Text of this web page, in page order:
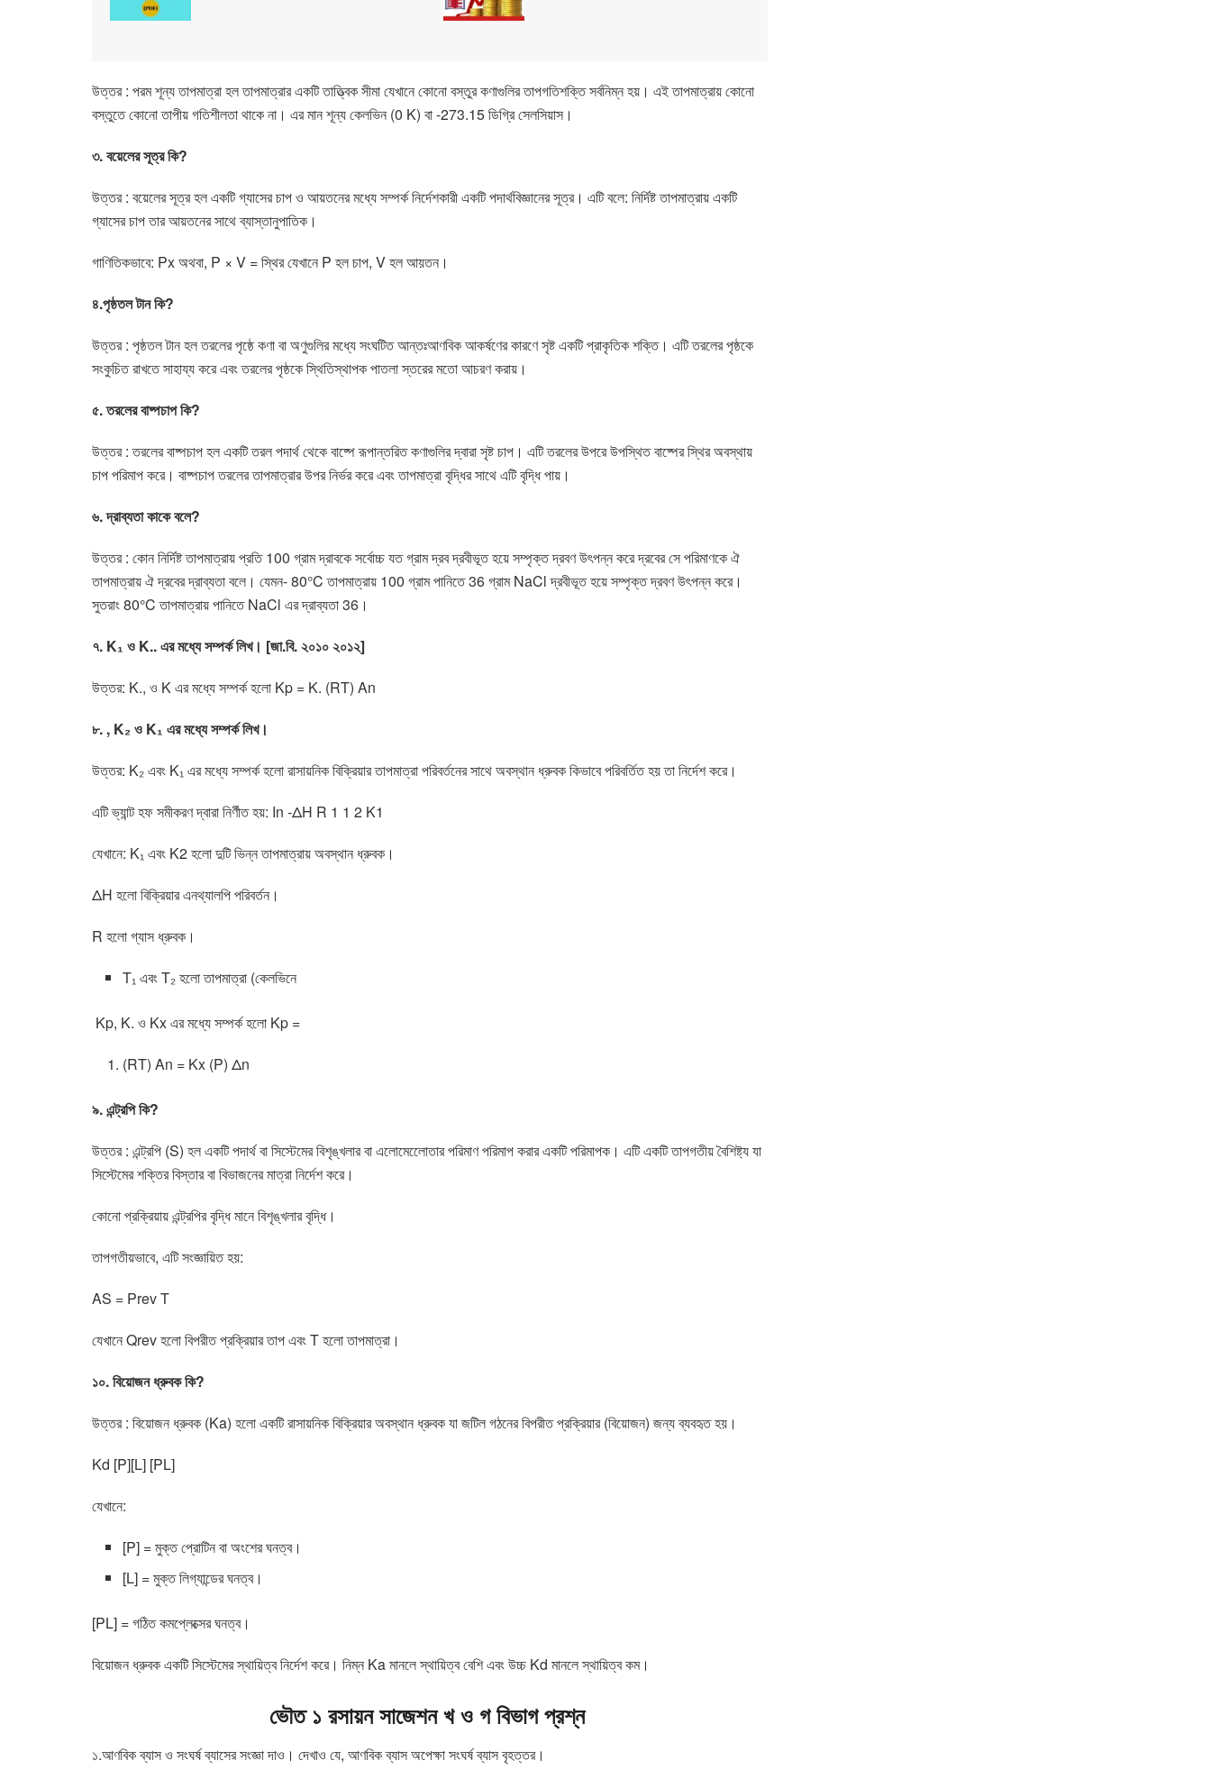
উত্তর : পরম শূন্য তাপমাত্রা হল তাপমাত্রার একটি তাত্ত্বিক সীমা যেখানে কোনো বস্তুর কণাগুলির তাপগতিশক্তি সর্বনিম্ন হয়। এই তাপমাত্রায় কোনো
বস্তুতে কোনো তাপীয় গতিশীলতা থাকে না। এর মান শূন্য কেলভিন (0 K) বা -273.15 ডিগ্রি সেলসিয়াস।
৩. বয়েলের সূত্র কি?
উত্তর : বয়েলের সূত্র হল একটি গ্যাসের চাপ ও আয়তনের মধ্যে সম্পর্ক নির্দেশকারী একটি পদার্থবিজ্ঞানের সূত্র। এটি বলে: নির্দিষ্ট তাপমাত্রায় একটি
গ্যাসের চাপ তার আয়তনের সাথে ব্যাস্তানুপাতিক।
গাণিতিকভাবে: Px অথবা, P × V = স্থির যেখানে P হল চাপ, V হল আয়তন।
৪.পৃষ্ঠতল টান কি?
উত্তর : পৃষ্ঠতল টান হল তরলের পৃষ্ঠে কণা বা অণুগুলির মধ্যে সংঘটিত আন্তঃআণবিক আকর্ষণের কারণে সৃষ্ট একটি প্রাকৃতিক শক্তি। এটি তরলের পৃষ্ঠকে
সংকুচিত রাখতে সাহায্য করে এবং তরলের পৃষ্ঠকে স্থিতিস্থাপক পাতলা স্তরের মতো আচরণ করায়।
৫. তরলের বাষ্পচাপ কি?
উত্তর : তরলের বাষ্পচাপ হল একটি তরল পদার্থ থেকে বাষ্পে রূপান্তরিত কণাগুলির দ্বারা সৃষ্ট চাপ। এটি তরলের উপরে উপস্থিত বাষ্পের স্থির অবস্থায়
চাপ পরিমাপ করে। বাষ্পচাপ তরলের তাপমাত্রার উপর নির্ভর করে এবং তাপমাত্রা বৃদ্ধির সাথে এটি বৃদ্ধি পায়।
৬. দ্রাব্যতা কাকে বলে?
উত্তর : কোন নির্দিষ্ট তাপমাত্রায় প্রতি 100 গ্রামদ্রাবকে সর্বোচ্চ যত গ্রাম দ্রব দ্রবীভূত হয়ে সম্পৃক্ত দ্রবণ উৎপন্ন করে দ্রবের সে পরিমাণকে ঐ
তাপমাত্রায় ঐ দ্রবের দ্রাব্যতা বলে। যেমন- 80°C তাপমাত্রায় 100 গ্রাম পানিতে 36 গ্রাম NaCl দ্রবীভূত হয়ে সম্পৃক্ত দ্রবণ উৎপন্ন করে।
সুতরাং 80°C তাপমাত্রায় পানিতে NaCl এর দ্রাব্যতা 36।
৭. K₁ ও K.. এর মধ্যে সম্পর্ক লিখ। [জা.বি. ২০১০ ২০১২]
উত্তর: K., ও K এর মধ্যে সম্পর্ক হলো Kp = K. (RT) An
৮. , K₂ ও K₁ এর মধ্যে সম্পর্ক লিখ।
উত্তর: K₂ এবং K₁ এর মধ্যে সম্পর্ক হলো রাসায়নিক বিক্রিয়ার তাপমাত্রা পরিবর্তনের সাথে অবস্থান ধ্রুবক কিভাবে পরিবর্তিত হয় তা নির্দেশ করে।
এটি ভ্যান্ট হফ সমীকরণ দ্বারা নির্ণীত হয়: In -ΔΗ R 1 1 2 K1
যেখানে: K₁ এবং K2 হলো দুটি ভিন্ন তাপমাত্রায় অবস্থান ধ্রুবক।
ΔΗ হলো বিক্রিয়ার এনথ্যালপি পরিবর্তন।
R হলো গ্যাস ধ্রুবক।
T₁ এবং T₂ হলো তাপমাত্রা (কেলভিনে
Kp, K. ও Kx এর মধ্যে সম্পর্ক হলো Kp =
(RT) An = Kx (P) Δn
৯. এন্ট্রপি কি?
উত্তর : এন্ট্রপি (S) হল একটি পদার্থ বা সিস্টেমের বিশৃঙ্খলার বা এলোমেলোেতার পরিমাণ পরিমাপ করার একটি পরিমাপক। এটি একটি তাপগতীয় বৈশিষ্ট্য যা
সিস্টেমের শক্তির বিস্তার বা বিভাজনের মাত্রা নির্দেশ করে।
কোনো প্রক্রিয়ায় এন্ট্রপির বৃদ্ধি মানে বিশৃঙ্খলার বৃদ্ধি।
তাপগতীয়ভাবে, এটি সংজ্ঞায়িত হয়:
AS = Prev T
যেখানে Qrev হলো বিপরীত প্রক্রিয়ার তাপ এবং T হলো তাপমাত্রা।
১০. বিয়োজন ধ্রুবক কি?
উত্তর : বিয়োজন ধ্রুবক (Ka) হলো একটি রাসায়নিক বিক্রিয়ার অবস্থান ধ্রুবক যা জটিল গঠনের বিপরীত প্রক্রিয়ার (বিয়োজন) জন্য ব্যবহৃত হয়।
Kd [P][L] [PL]
যেখানে:
[P] = মুক্ত প্রোটিন বা অংশের ঘনত্ব।
[L] = মুক্ত লিগ্যান্ডের ঘনত্ব।
[PL] = গঠিত কমপ্লেক্সের ঘনত্ব।
বিয়োজন ধ্রুবক একটি সিস্টেমের স্থায়িত্ব নির্দেশ করে। নিম্ন Ka মানলে স্থায়িত্ব বেশি এবং উচ্চ Kd মানলে স্থায়িত্ব কম।
ভৌত১ রসায়ন সাজেশন খ ও গ বিভাগ প্রশ্ন
১.আণবিক ব্যাস ও সংঘর্ষ ব্যাসের সংজ্ঞা দাও। দেখাও যে, আণবিক ব্যাস অপেক্ষা সংঘর্ষ ব্যাস বৃহত্তর।